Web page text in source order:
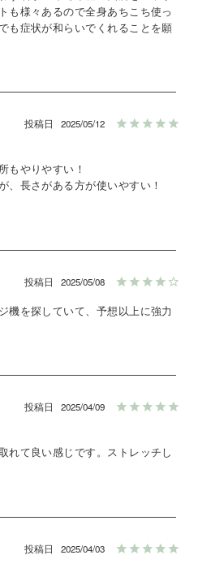
も様々あるので全身あちこち使っ
も症状が和らいでくれることを願
投稿日 2025/05/12
もやりやすい！
、長さがある方が使いやすい！
投稿日 2025/05/08
機を探していて、予想以上に強力
投稿日 2025/04/09
れて良い感じです。ストレッチし
投稿日 2025/04/03